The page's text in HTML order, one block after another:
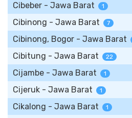
Cibeber - Jawa Barat 1
Cibinong - Jawa Barat 7
Cibinong, Bogor - Jawa Barat
Cibitung - Jawa Barat 22
Cijambe - Jawa Barat 1
Cijeruk - Jawa Barat 1
Cikalong - Jawa Barat 1